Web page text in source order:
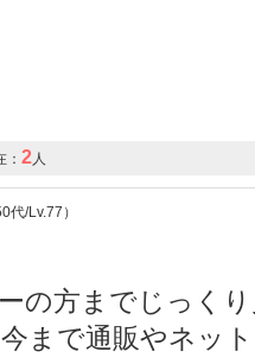
： 2人
代/Lv.77）
の方までじっく
まで通販やネッ